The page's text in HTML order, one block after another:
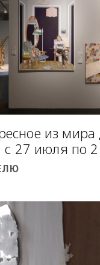
из мира
с 27 июля по 2